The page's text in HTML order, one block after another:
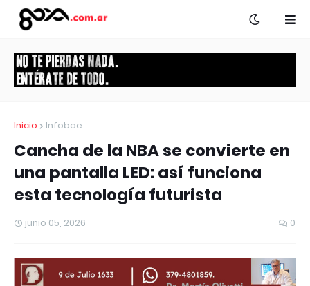
Inicio Infobae
Cancha de la NBA se convierte en
una pantalla LED: así funciona
esta tecnología futurista
junio 05, 2026 0